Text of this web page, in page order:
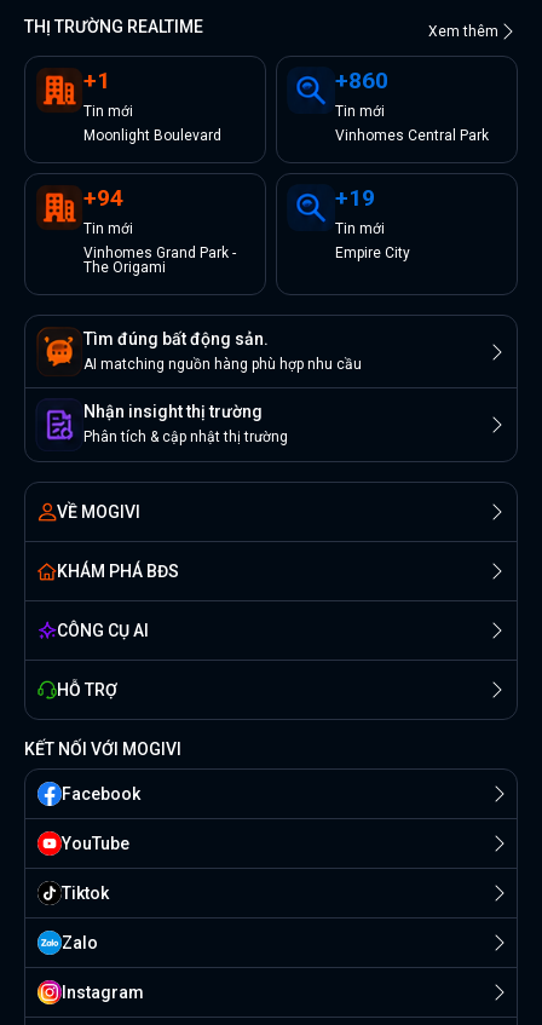
THỊ TRƯỜNG REALTIME Xem thêm
+1
Tin mới
Moonlight Boulevard
+860
Tin mới
Vinhomes Central Park
+94
Tin mới
Vinhomes Grand Park -
The Origami
+19
Tin mới
Empire City
Tìm đúng bất động sản.
AI matching nguồn hàng phù hợp nhu cầu
Nhận insight thị trường
Phân tích & cập nhật thị trường
VỀ MOGIVI
KHÁM PHÁ BĐS
CÔNG CỤ AI
HỖ TRỢ
KẾT NỐI VỚI MOGIVI
Facebook
YouTube
Tiktok
Zalo
Instagram